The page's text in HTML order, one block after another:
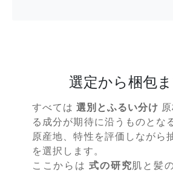
選定から梱包ま
すべては 選別とふるい分け
る成分が期待に沿うものとな
原産地、特性を評価しながら
を選択します。
ここからは式の研究肌と髪